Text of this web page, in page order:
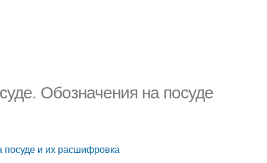
Обозначения на посуде
посуде и их расшифровка